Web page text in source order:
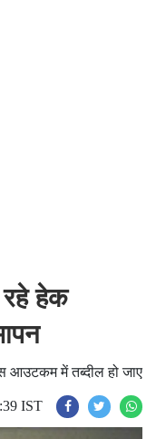
हेक
आउटकम में तब्दील हो जाए
IST